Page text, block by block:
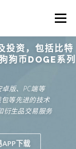
Menu
下载
团队
投资，包括比特
狗币DOGE系列
卓版、PC端等
包等先进的技术
衍生品交易服务
APP下载